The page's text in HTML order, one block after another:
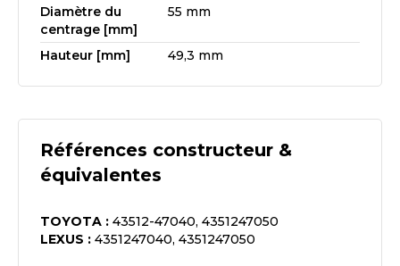
Diamètre du
centrage [mm]
55 mm
Hauteur [mm] 49,3 mm
Références constructeur &
équivalentes
TOYOTA : 43512-47040, 4351247050
LEXUS : 4351247040, 4351247050